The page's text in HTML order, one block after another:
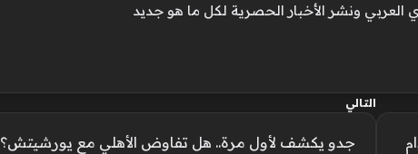
ونشر الأخبار الحصرية لكل ما هو جديد
التالي
جدو يكشف لأول مرة.. هل تفاوض الأهلي مع يورشيتش؟